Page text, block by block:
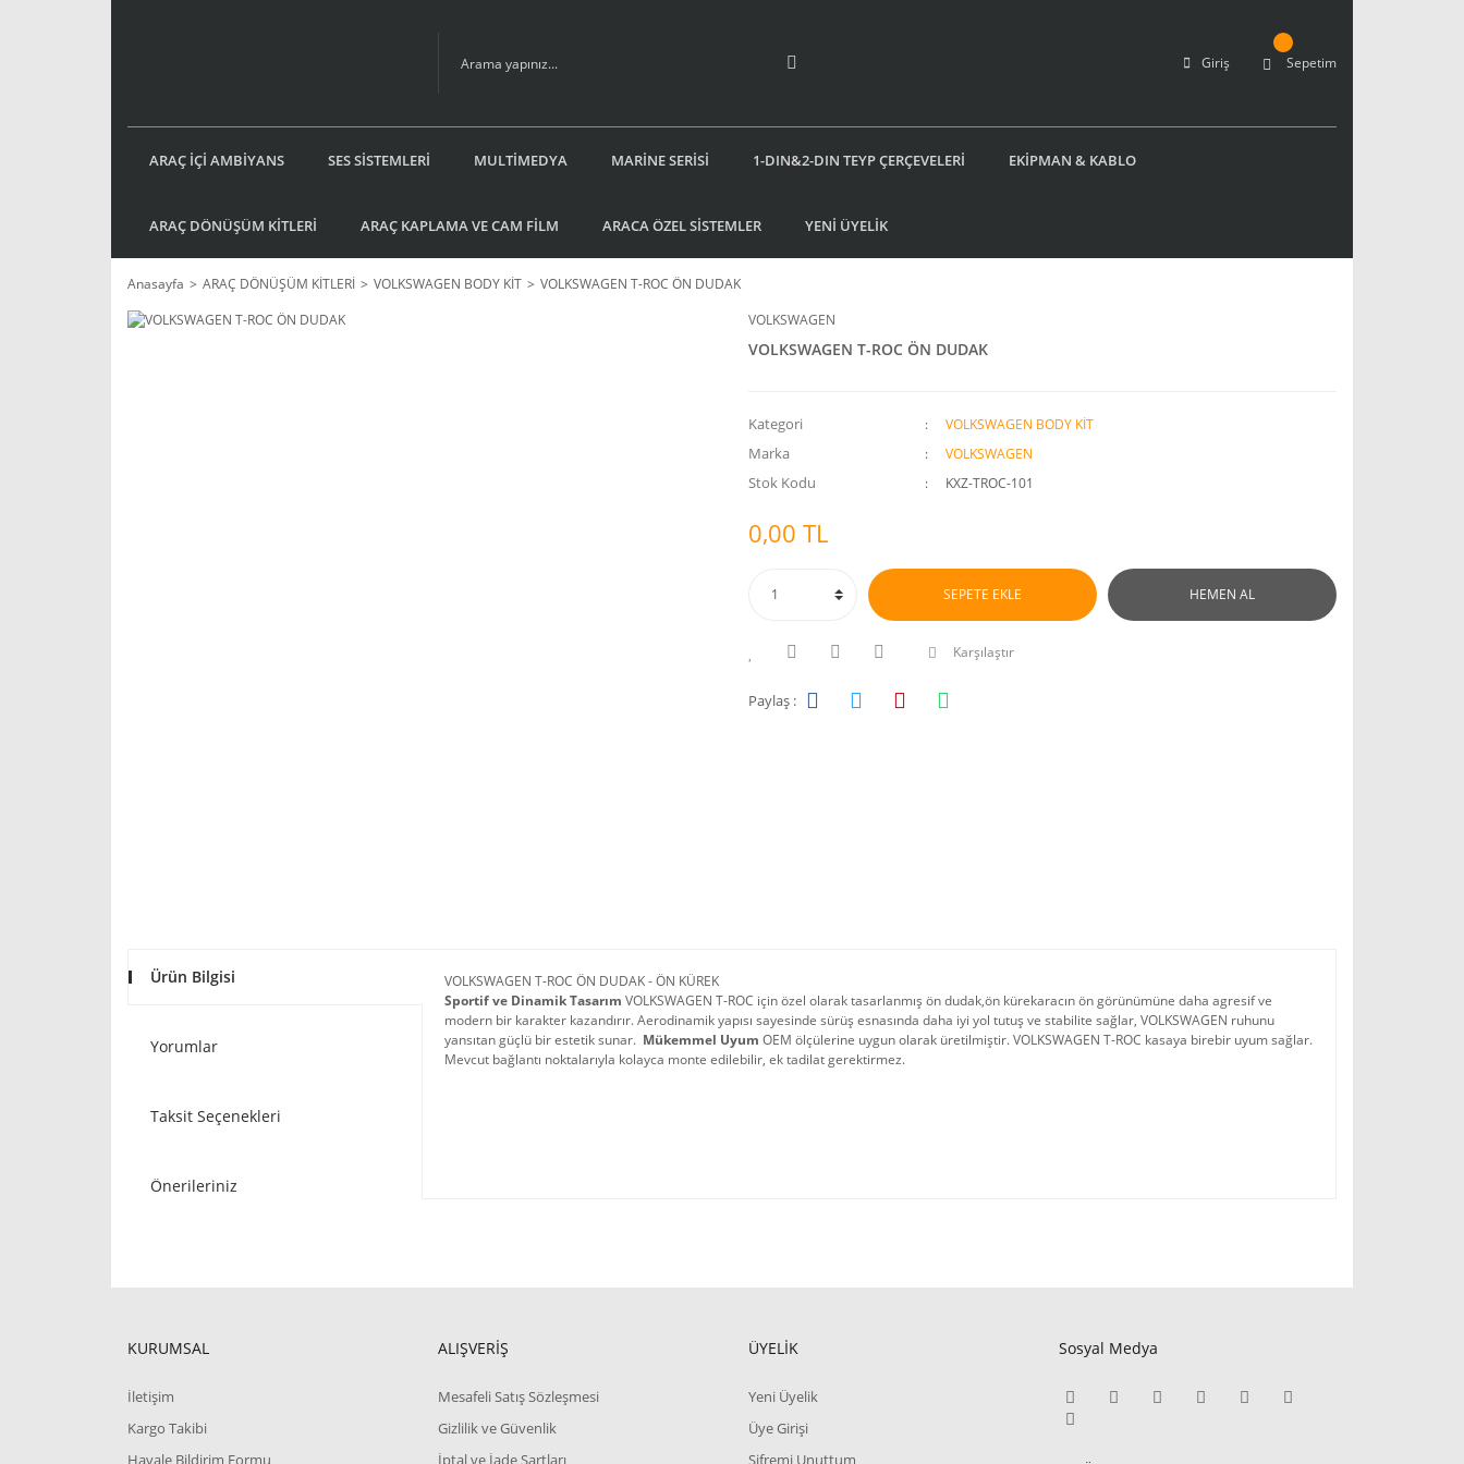
Giriş Sepetim
ARAÇ İÇİ AMBİYANS SES SİSTEMLERİ MULTİMEDYA MARİNE SERİSİ 1-DIN&2-DIN TEYP ÇERÇEVELERİ EKİPMAN & KABLO
ARAÇ DÖNÜŞÜM KİTLERİ ARAÇ KAPLAMA VE CAM FİLM ARACA ÖZEL SİSTEMLER YENİ ÜYELİK
Anasayfa ARAÇ DÖNÜŞÜM KİTLERİ VOLKSWAGEN BODY KİT
VOLKSWAGEN T-ROC ÖN DUDAK
VOLKSWAGEN
VOLKSWAGEN T-ROC ÖN DUDAK
Kategori VOLKSWAGEN BODY KİT
Marka VOLKSWAGEN
Stok Kodu KXZ-TROC-101
0,00 TL
SEPETE EKLE HEMEN AL
Karşılaştır
Paylaş :
Ürün Bilgisi
Yorumlar
Taksit Seçenekleri
Önerileriniz
VOLKSWAGEN T-ROC ÖN DUDAK - ÖN KÜREK
Sportif ve Dinamik Tasarım VOLKSWAGEN T-ROC için özel olarak tasarlanmış ön dudak,ön kürekaracın ön görünümüne daha agresif ve
modern bir karakter kazandırır. Aerodinamik yapısı sayesinde sürüş esnasında daha iyi yol tutuş ve stabilite sağlar, VOLKSWAGEN ruhunu
yansıtan güçlü bir estetik sunar. Mükemmel Uyum OEM ölçülerine uygun olarak üretilmiştir. VOLKSWAGEN T-ROC kasaya birebir uyum sağlar.
Mevcut bağlantı noktalarıyla kolayca monte edilebilir, ek tadilat gerektirmez.
KURUMSAL
İletişim
Kargo Takibi
Havale Bildirim Formu
ALIŞVERİŞ
Mesafeli Satış Sözleşmesi
Gizlilik ve Güvenlik
İptal ve İade Şartları
ÜYELİK
Yeni Üyelik
Üye Girişi
Şifremi Unuttum
Sosyal Medya